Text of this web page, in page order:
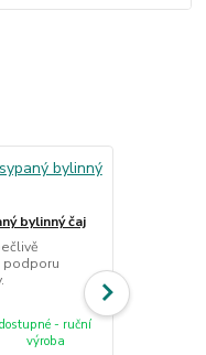
bylinný čaj
podporu
dostupné - ruční
výroba
bylinné
organismu.